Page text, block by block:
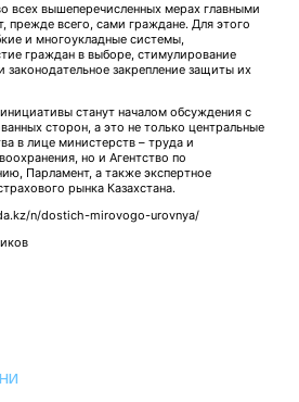
всех вышеперечисленных мерах главными
прежде всего, сами граждане. Для этого
и многоукладные системы,
граждан в выборе, стимулирование
законодательное закрепление защиты их
станут началом обсуждения с
сторон, а это не только центральные
в лице министерств – труда и
но и Агентство по
Парламент, а также экспертное
рынка Казахстана.
n/dostich-mirovogo-urovnya/